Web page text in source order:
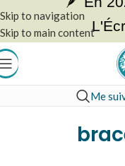
Skip to navigation
Skip to main content
Me
bracelet